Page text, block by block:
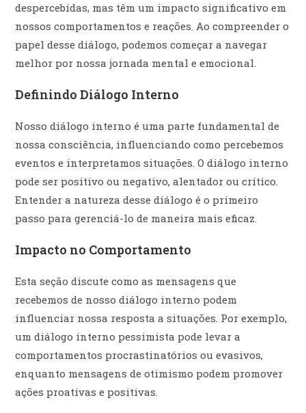
despercebidas, mas têm um impacto significativo em
nossos comportamentos e reações. Ao compreender o
papel desse diálogo, podemos começar a navegar
melhor por nossa jornada mental e emocional.
Definindo Diálogo Interno
Nosso diálogo interno é uma parte fundamental de
nossa consciência, influenciando como percebemos
eventos e interpretamos situações. O diálogo interno
pode ser positivo ou negativo, alentador ou crítico.
Entender a natureza desse diálogo é o primeiro
passo para gerenciá-lo de maneira mais eficaz.
Impacto no Comportamento
Esta seção discute como as mensagens que
recebemos de nosso diálogo interno podem
influenciar nossa resposta a situações. Por exemplo,
um diálogo interno pessimista pode levar a
comportamentos procrastinatórios ou evasivos,
enquanto mensagens de otimismo podem promover
ações proativas e positivas.